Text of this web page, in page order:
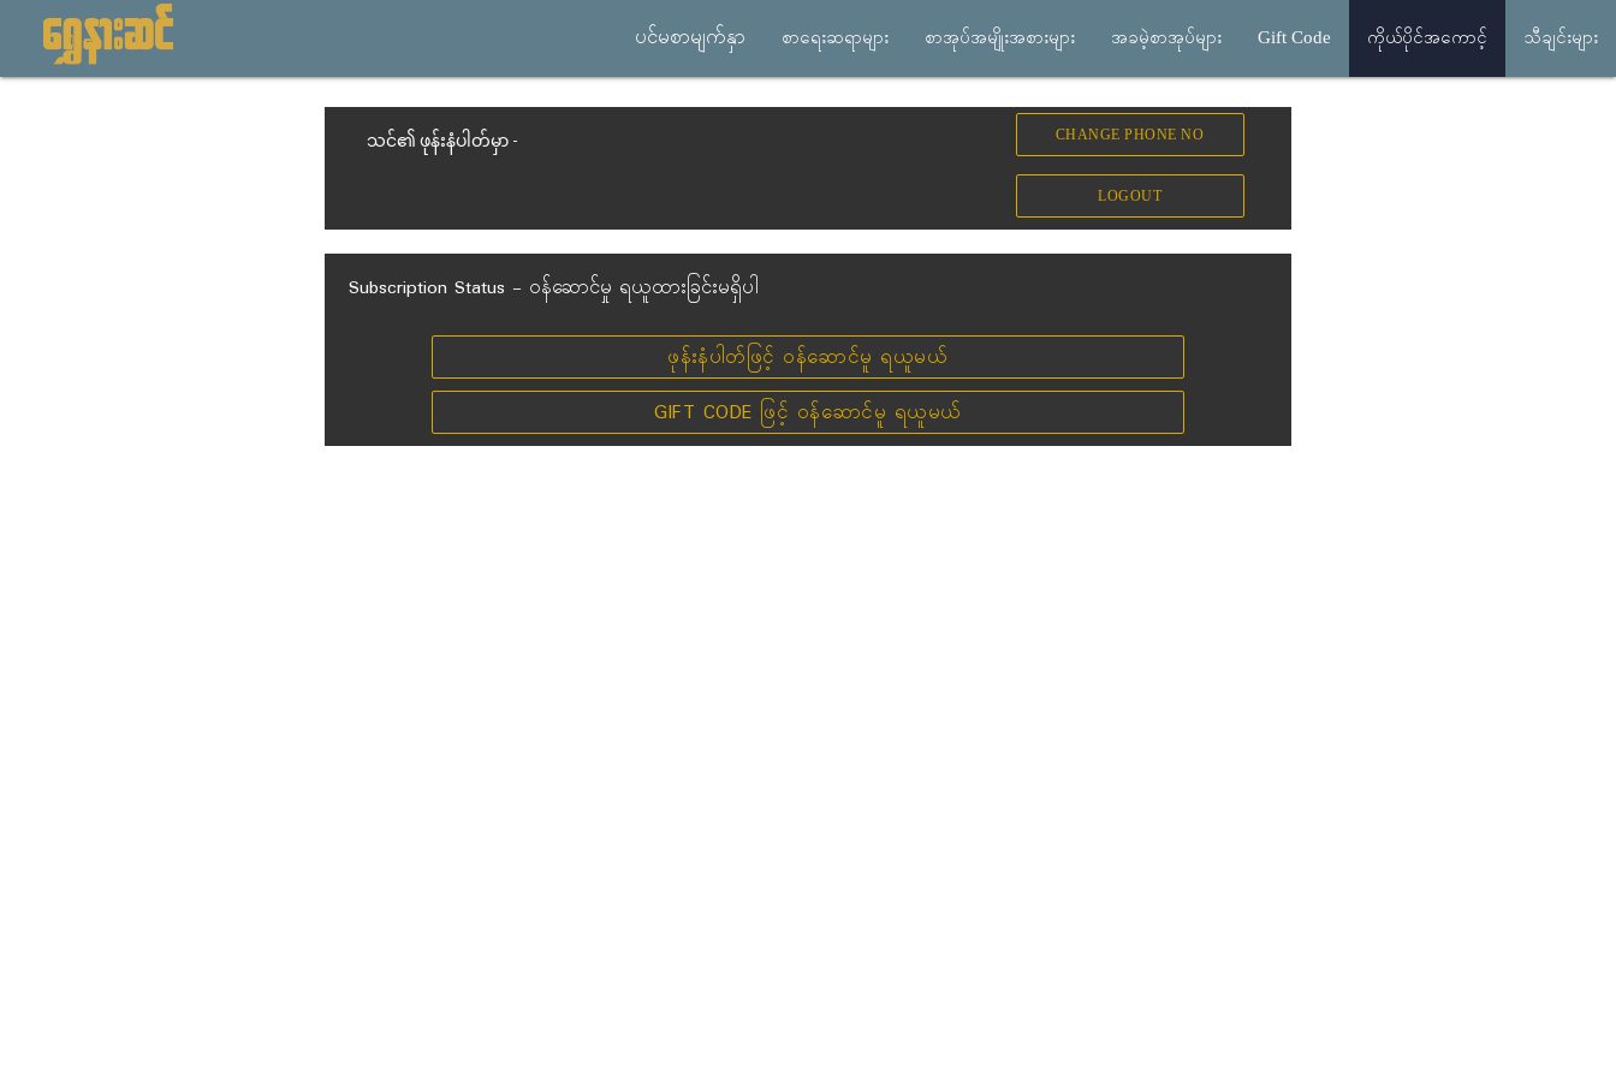
ပင်မစာမျက်နှာ စာရေးဆရာများ စာအုပ်အမျိုးအစားများ အခမဲ့စာအုပ်များ Gift Code ကိုယ်ပိုင်အကောင့် သီချင်းများ
သင်၏ ဖုန်းနံပါတ်မှာ - CHANGE PHONE NO
LOGOUT
Subscription Status - ဝန်ဆောင်မှု ရယူထားခြင်းမရှိပါ
ဖုန်းနံပါတ်ဖြင့် ဝန်ဆောင်မူ ရယူမယ်
GIFT CODE ဖြင့် ဝန်ဆောင်မူ ရယူမယ်